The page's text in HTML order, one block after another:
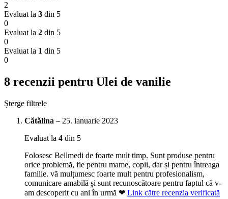
2
Evaluat la 3 din 5
0
Evaluat la 2 din 5
0
Evaluat la 1 din 5
0
8 recenzii pentru Ulei de vanilie
Șterge filtrele
Cătălina – 25. ianuarie 2023
Evaluat la 4 din 5
Folosesc Bellmedi de foarte mult timp. Sunt produse pentru
orice problemă, fie pentru mame, copii, dar și pentru întreaga
familie. vă mulțumesc foarte mult pentru profesionalism,
comunicare amabilă și sunt recunoscătoare pentru faptul că v-
am descoperit cu ani în urmă ❤ Link către recenzia verificată